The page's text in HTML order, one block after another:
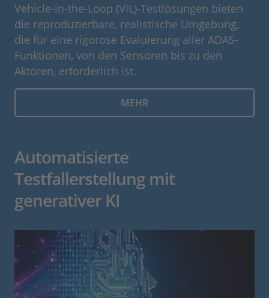
Vehicle-in-the-Loop (VIL)-Testlösungen bieten
die reproduzierbare, realistische Umgebung,
die für eine rigorose Evaluierung aller ADAS-
Funktionen, von den Sensoren bis zu den
Aktoren, erforderlich ist.
MEHR
Automatisierte
Testfallerstellung mit
generativer KI